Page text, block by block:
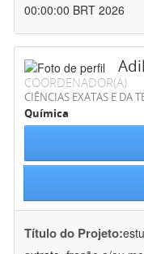
00:00:00 BRT 2026
COORDENADOR(A)
CIÊNCIAS EXATAS E DA
Química
Título do Projeto: